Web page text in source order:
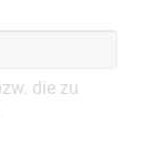
die zu